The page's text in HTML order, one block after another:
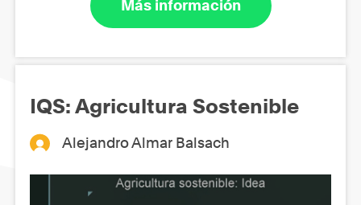
Más información
IQS: Agricultura Sostenible
Alejandro Almar Balsach